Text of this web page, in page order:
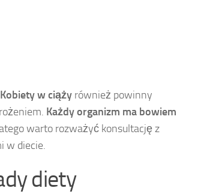
Kobiety w ciąży również powinny
Każdy organizm ma bowiem
warto rozważyć konsultację z
w diecie.
diety